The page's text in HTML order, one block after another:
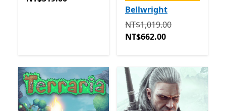
Bellwright
原價 NT$1,019.00 現價
NT$1,019.00
NT$662.00